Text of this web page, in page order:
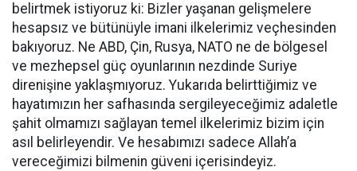
belirtmek istiyoruz ki: Bizler yaşanan gelişmelere
hesapsız ve bütünüyle imani ilkelerimiz veçhesinden
bakıyoruz. Ne ABD, Çin, Rusya, NATO ne de bölgesel
ve mezhepsel güç oyunlarının nezdinde Suriye
direnişine yaklaşmıyoruz. Yukarıda belirttiğimiz ve
hayatımızın her safhasında sergileyeceğimiz adaletle
şahit olmamızı sağlayan temel ilkelerimiz bizim için
asıl belirleyendir. Ve hesabımızı sadece Allah’a
vereceğimizi bilmenin güveni içerisindeyiz.